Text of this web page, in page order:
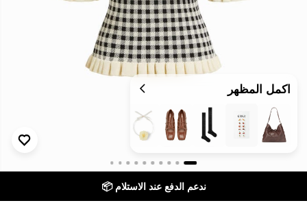
اكمل المظهر
ندعم الدفع عند الاستلام 📦